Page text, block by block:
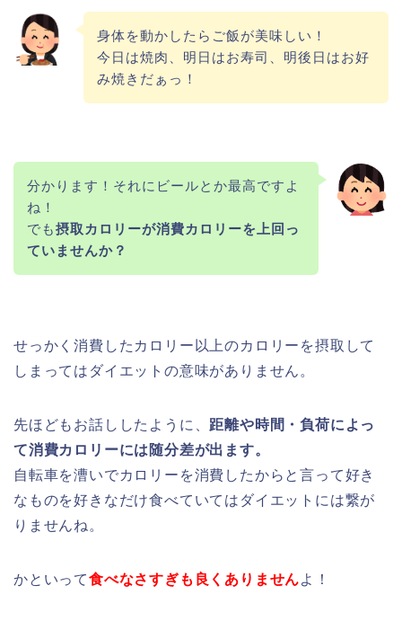
身体を動かしたらご飯が美味しい！
今日は焼肉、明日はお寿司、明後日はお好
み焼きだぁっ！
分かります！それにビールとか最高ですよ
ね！
でも摂取カロリーが消費カロリーを上回っ
ていませんか？
せっかく消費したカロリー以上のカロリーを摂取して
しまってはダイエットの意味がありません。
先ほどもお話ししたように、 距離や時間・負荷によっ
て消費カロリーには随分差が出ます。
自転車を漕いでカロリーを消費したからと言って好き
なものを好きなだけ食べていてはダイエットには繋が
りませんね。
かといって食べなさすぎも良くありませんよ！